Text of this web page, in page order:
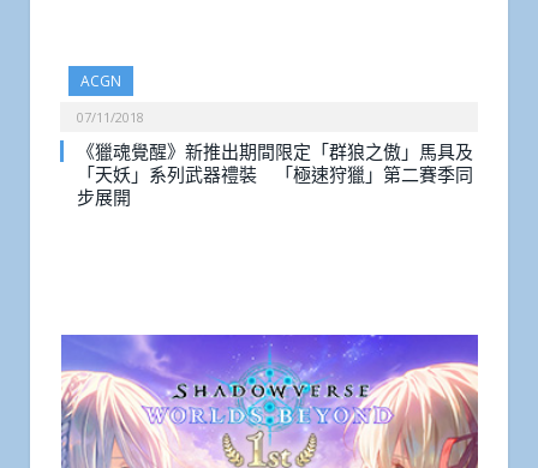
ACGN
07/11/2018
《獵魂覺醒》新推出期間限定「群狼之傲」馬具及
「天妖」系列武器禮裝 「極速狩獵」第二賽季同
步展開